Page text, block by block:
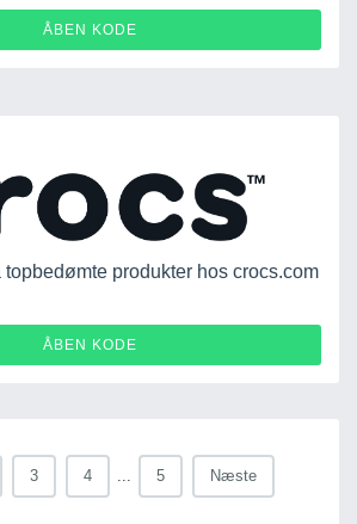
ÅBEN KODE
15OFF-3PTFH3MGVV9N
topbedømte produkter hos crocs.com
ÅBEN KODEACS-672PDT5WDH4V
3 4 ... 5 Næste